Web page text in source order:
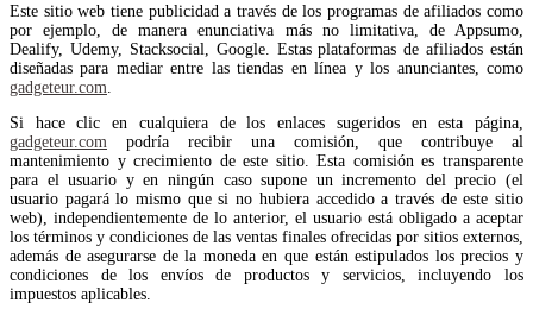
Este sitio web tiene publicidad a través de los programas de afiliados como
por ejemplo, de manera enunciativa más no limitativa, de Appsumo,
Dealify, Udemy, Stacksocial, Google. Estas plataformas de afiliados están
diseñadas para mediar entre las tiendas en línea y los anunciantes, como
gadgeteur.com
Si hace clic en cualquiera de los enlaces sugeridos en esta página,
gadgeteur.com podría recibir una comisión, que contribuye al
mantenimiento y crecimiento de este sitio. Esta comisión es transparente
para el usuario y en ningún caso supone un incremento del precio (el
usuario pagará lo mismo que si no hubiera accedido a través de este sitio
web), independientemente de lo anterior, el usuario está obligado a aceptar
los términos y condiciones de las ventas finales ofrecidas por sitios externos,
además de asegurarse de la moneda en que están estipulados los precios y
condiciones de los envíos de productos y servicios, incluyendo los
impuestos aplicables.